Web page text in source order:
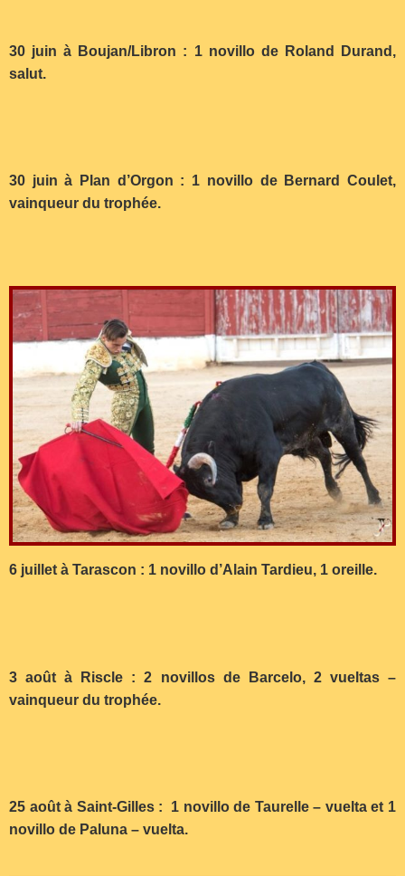
30 juin à Boujan/Libron : 1 novillo de Roland Durand,
salut.
30 juin à Plan d’Orgon : 1 novillo de Bernard Coulet,
vainqueur du trophée.
6 juillet à Tarascon : 1 novillo d’Alain Tardieu, 1 oreille.
3 août à Riscle : 2 novillos de Barcelo, 2 vueltas –
vainqueur du trophée.
25 août à Saint-Gilles : 1 novillo de Taurelle – vuelta et 1
novillo de Paluna – vuelta.